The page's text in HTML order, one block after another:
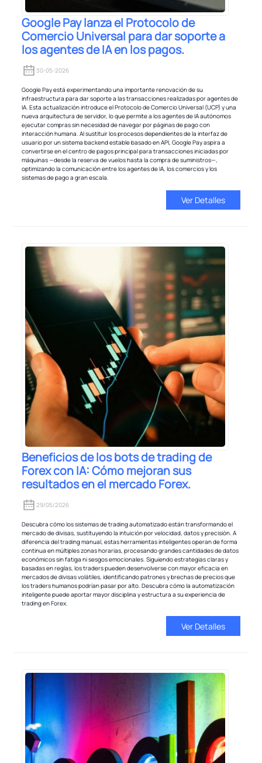
Google Pay lanza el Protocolo de
Comercio Universal para dar soporte a
los agentes de IA en los pagos.
30-05-2026
Google Pay está experimentando una importante renovación de su
infraestructura para dar soporte a las transacciones realizadas por agentes de
IA. Esta actualización introduce el Protocolo de Comercio Universal (UCP) y una
nueva arquitectura de servidor, lo que permite a los agentes de IA autónomos
ejecutar compras sin necesidad de navegar por páginas de pago con
interacción humana. Al sustituir los procesos dependientes de la interfaz de
usuario por un sistema backend estable basado en API, Google Pay aspira a
convertirse en el centro de pagos principal para transacciones iniciadas por
máquinas —desde la reserva de vuelos hasta la compra de suministros—,
optimizando la comunicación entre los agentes de IA, los comercios y los
sistemas de pago a gran escala.
Ver Detalles
Beneficios de los bots de trading de
Forex con IA: Cómo mejoran sus
resultados en el mercado Forex.
29/05/2026
Descubra cómo los sistemas de trading automatizado están transformando el
mercado de divisas, sustituyendo la intuición por velocidad, datos y precisión. A
diferencia del trading manual, estas herramientas inteligentes operan de forma
continua en múltiples zonas horarias, procesando grandes cantidades de datos
económicos sin fatiga ni sesgos emocionales. Siguiendo estrategias claras y
basadas en reglas, los traders pueden desenvolverse con mayor eficacia en
mercados de divisas volátiles, identificando patrones y brechas de precios que
los traders humanos podrían pasar por alto. Descubra cómo la automatización
inteligente puede aportar mayor disciplina y estructura a su experiencia de
trading en Forex.
Ver Detalles